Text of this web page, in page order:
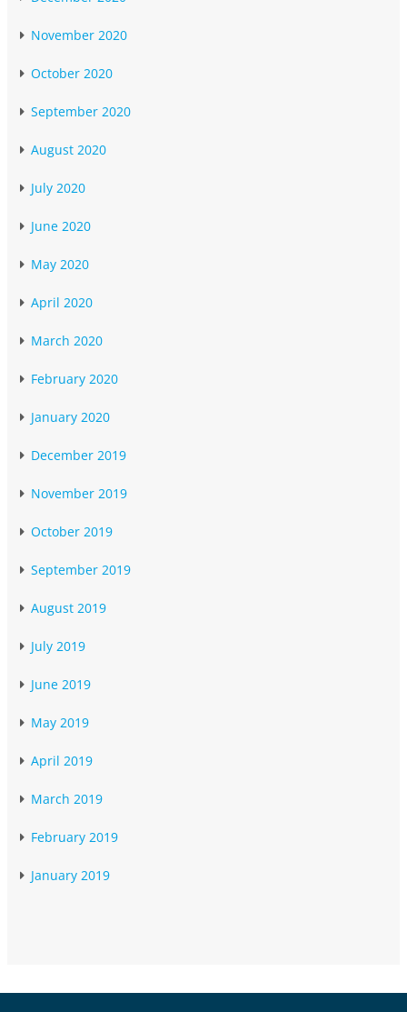
November 2020
October 2020
September 2020
August 2020
July 2020
June 2020
May 2020
April 2020
March 2020
February 2020
January 2020
December 2019
November 2019
October 2019
September 2019
August 2019
July 2019
June 2019
May 2019
April 2019
March 2019
February 2019
January 2019